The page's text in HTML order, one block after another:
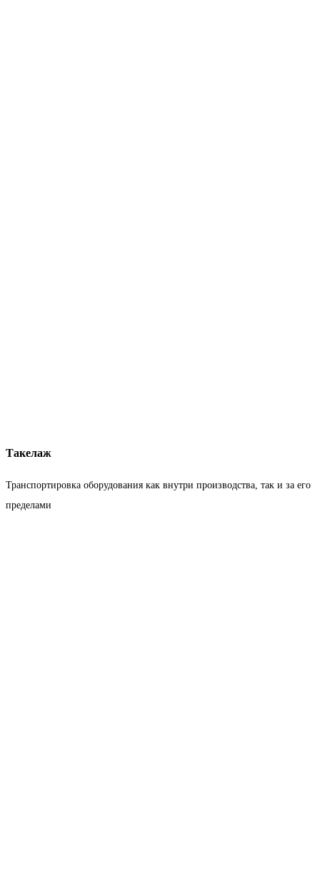
Такелаж
Транспортировка оборудования как внутри производства, так и за его
пределами